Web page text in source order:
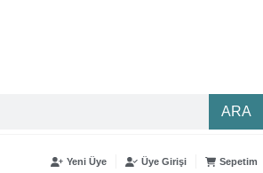
ARA
Yeni Üye Üye Girişi Sepetim